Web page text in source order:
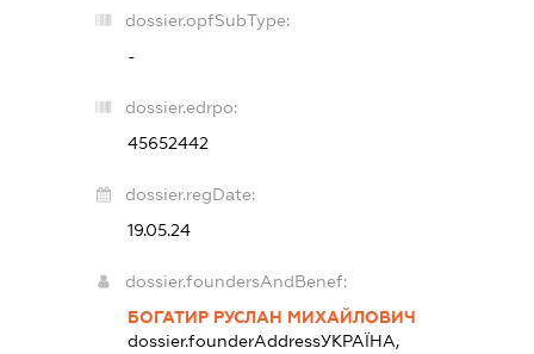
dossier.opfSubType:
-
dossier.edrpo:
45652442
dossier.regDate:
19.05.24
dossier.foundersAndBenef:
БОГАТИР РУСЛАН МИХАЙЛОВИЧ
dossier.founderAddressУКРАЇНА,